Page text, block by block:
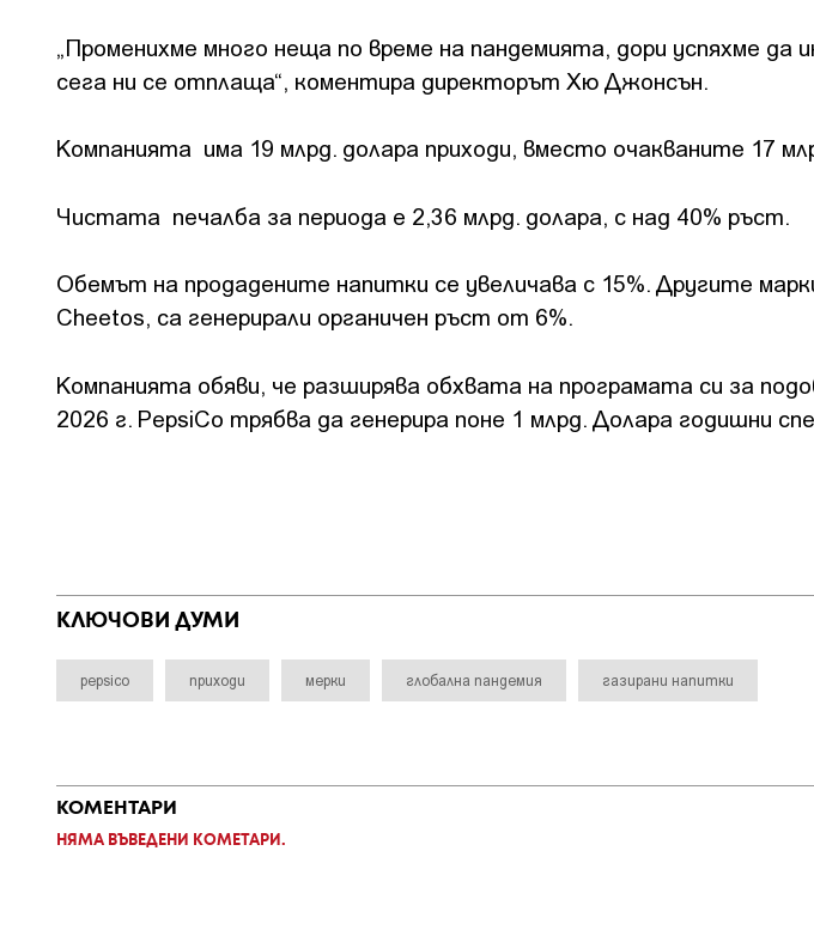
„Променихме много неща по време на пандемията, дори успяхме да
сега ни се отплаща“, коментира директорът Хю Джонсън.
Компанията има 19 млрд. долара приходи, вместо очакваните 17
Чистата печалба за периода е 2,36 млрд. долара, с над 40% ръст.
Обемът на продадените напитки се увеличава с 15%. Другите
Cheetos, са генерирали органичен ръст от 6%.
Компанията обяви, че разширява обхвата на програмата си за
2026 г. PepsiCо трябва да генерира поне 1 млрд. Долара годишни
КЛЮЧОВИ ДУМИ
pepsico приходи мерки глобална пандемия газирани напитки
КОМЕНТАРИ
НЯМА ВЪВЕДЕНИ КОМЕТАРИ.